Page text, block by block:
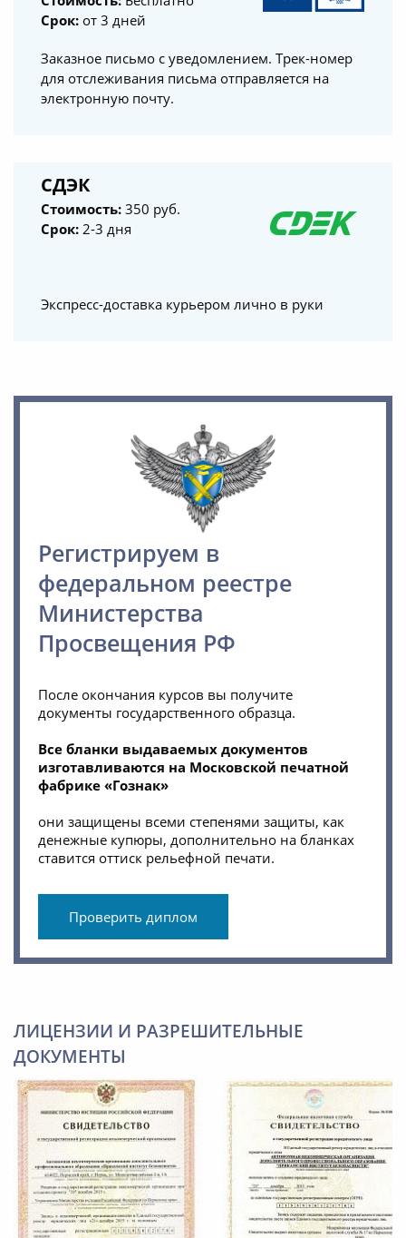
Срок: от 3 дней
Заказное письмо с уведомлением. Трек-номер
для отслеживания письма отправляется на
электронную почту.
СДЭК
Стоимость: 350 руб.
Срок: 2-3 дня
Экспресс-доставка курьером лично в руки
Регистрируем в
федеральном реестре
Министерства
Просвещения РФ
После окончания курсов вы получите
документы государственного образца.
Все бланки выдаваемых документов
изготавливаются на Московской печатной
фабрике «Гознак»
они защищены всеми степенями защиты, как
денежные купюры, дополнительно на бланках
ставится оттиск рельефной печати.
Проверить диплом
ЛИЦЕНЗИИ И РАЗРЕШИТЕЛЬНЫЕ
ДОКУМЕНТЫ